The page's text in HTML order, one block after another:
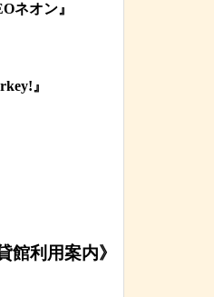
ネオン』
』
館利用案内》